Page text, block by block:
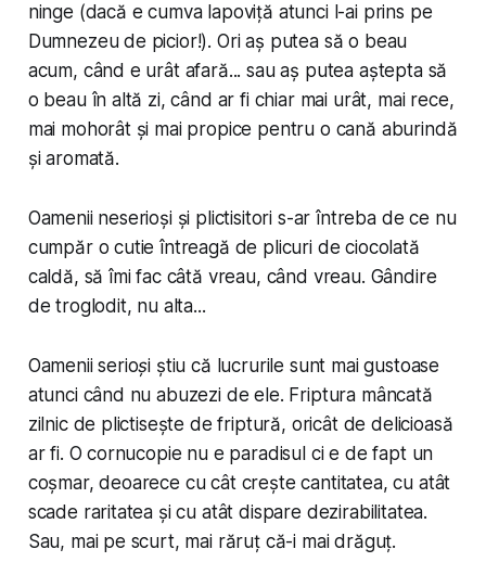
ninge (dacă e cumva lapoviță atunci l-ai prins pe
Dumnezeu de picior!). Ori aș putea să o beau
acum, când e urât afară... sau aș putea aștepta să
o beau în altă zi, când ar fi chiar mai urât, mai rece,
mai mohorât și mai propice pentru o cană aburindă
și aromată.
Oamenii neserioși și plictisitori s-ar întreba de ce nu
cumpăr o cutie întreagă de plicuri de ciocolată
caldă, să îmi fac câtă vreau, când vreau. Gândire
de troglodit, nu alta...
Oameniiserioși știu că lucrurile sunt mai gustoase
atunci când nu abuzezi de ele. Friptura mâncată
zilnic de plictisește de friptură, oricât de delicioasă
ar fi. O cornucopie nu e paradisul ci e de fapt un
coșmar, deoarece cu cât crește cantitatea, cu atât
scade raritatea și cu atât dispare dezirabilitatea.
Sau, mai pe scurt, mai răruț că-i mai drăguț.